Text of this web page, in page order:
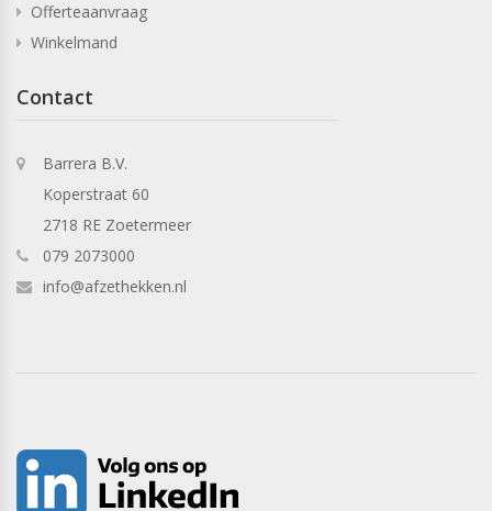
Offerteaanvraag
Winkelmand
Contact
Barrera B.V.
Koperstraat 60
2718 RE Zoetermeer
079 2073000
info@afzethekken.nl